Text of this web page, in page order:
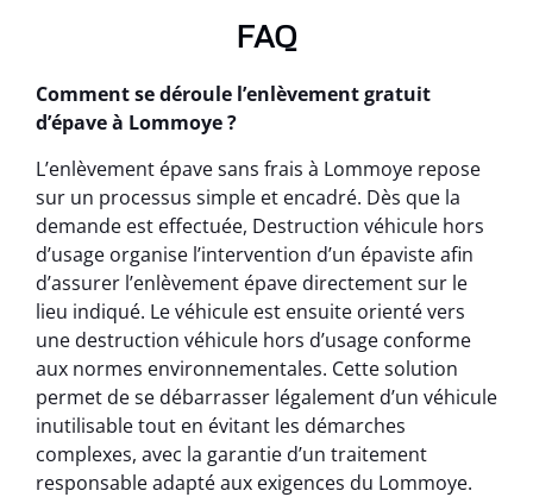
FAQ
Comment se déroule l’enlèvement gratuit
d’épave à Lommoye ?
L’enlèvement épave sans frais à Lommoye repose
sur un processus simple et encadré. Dès que la
demande est effectuée, Destruction véhicule hors
d’usage organise l’intervention d’un épaviste afin
d’assurer l’enlèvement épave directement sur le
lieu indiqué. Le véhicule est ensuite orienté vers
une destruction véhicule hors d’usage conforme
aux normes environnementales. Cette solution
permet de se débarrasser légalement d’un véhicule
inutilisable tout en évitant les démarches
complexes, avec la garantie d’un traitement
responsable adapté aux exigences du Lommoye.